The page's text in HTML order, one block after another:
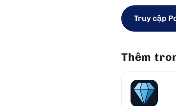
Truy cập
Thêm